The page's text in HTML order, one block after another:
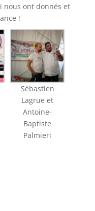
nous ont donnés et
!
Sébastien
Lagrue et
Antoine-
Baptiste
Palmieri